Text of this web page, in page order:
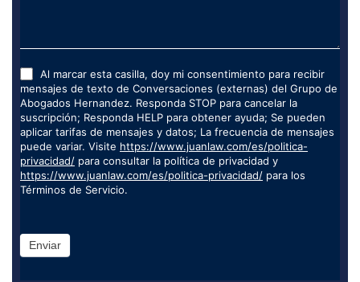
Al marcar esta casilla, doy mi consentimiento para recibir
mensajes de texto de Conversaciones (externas) del Grupo de
Abogados Hernandez. Responda STOP para cancelar la
suscripción; Responda HELP para obtener ayuda; Se pueden
aplicar tarifas de mensajes y datos; La frecuencia de mensajes
puede variar. Visite https://www.juanlaw.com/es/politica-
privacidad/ para consultar la política de privacidad y
https://www.juanlaw.com/es/politica-privacidad/ para los
Términos de Servicio.
Enviar